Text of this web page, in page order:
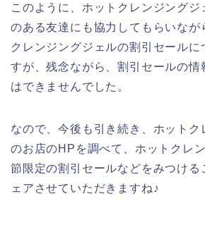
このように、ホットクレンジングジ
のある友達にも協力してもらいなが
クレンジングジェルの割引セールに
すが、残念ながら、割引セールの情
はできませんでした。
なので、今後も引き続き、ホットク
のお店のHPを調べて、ホットクレ
節限定の割引セールなどをみつける
ェアさせていただきますね♪